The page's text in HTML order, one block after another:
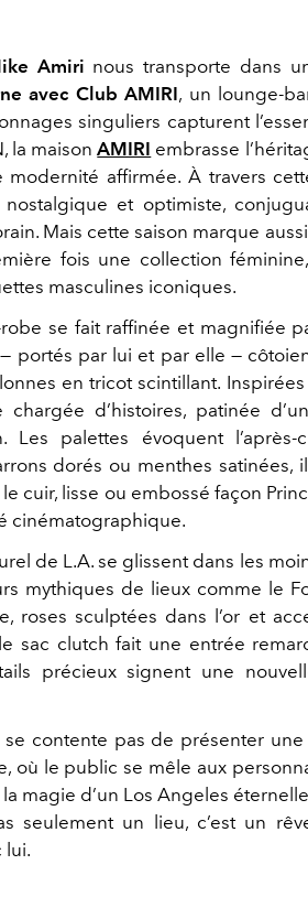
Amiri nous transporte dans
avec Club AMIRI, un lounge-
singuliers capturent
la maisonAMIRI embrasse
affirmée. À travers
et optimiste,
Mais cette saison marque
fois une collection
masculines iconiques.
se fait raffinée et magnifiée
portés par lui et par elle —
en tricot scintillant.
d’histoires, patinée
Les palettes évoquent l’après-
dorés ou menthes satinées,
cuir, lisse ou embossé façon
cinématographique.
de L.A. se glissent dans les
mythiques de lieux comme le
roses sculptées dans l’or et
sac clutch fait une entrée
précieux signent une
se contente pas de présenter une
où le public se mêle aux
magie d’un Los Angeles
seulement un lieu, c’est un
lui.